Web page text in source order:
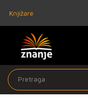
Knjižare